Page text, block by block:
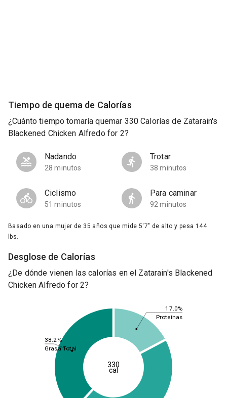
Tiempo de quema de Calorías
¿Cuánto tiempo tomaría quemar 330 Calorías de Zatarain's
Blackened Chicken Alfredo for 2?
Nadando
28 minutos
Trotar
38 minutos
Ciclismo
51 minutos
Para caminar
92 minutos
Basado en una mujer de 35 años que mide 5'7" de alto y pesa 144
lbs.
Desglose de Calorías
¿De dónde vienen las calorías en el Zatarain's Blackened
Chicken Alfredo for 2?
17.0%
38.2%
Proteínas
Grasa Total
330
cal